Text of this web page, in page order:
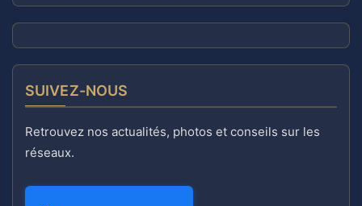
SUIVEZ-NOUS
Retrouvez nos actualités, photos et conseils sur les
réseaux.